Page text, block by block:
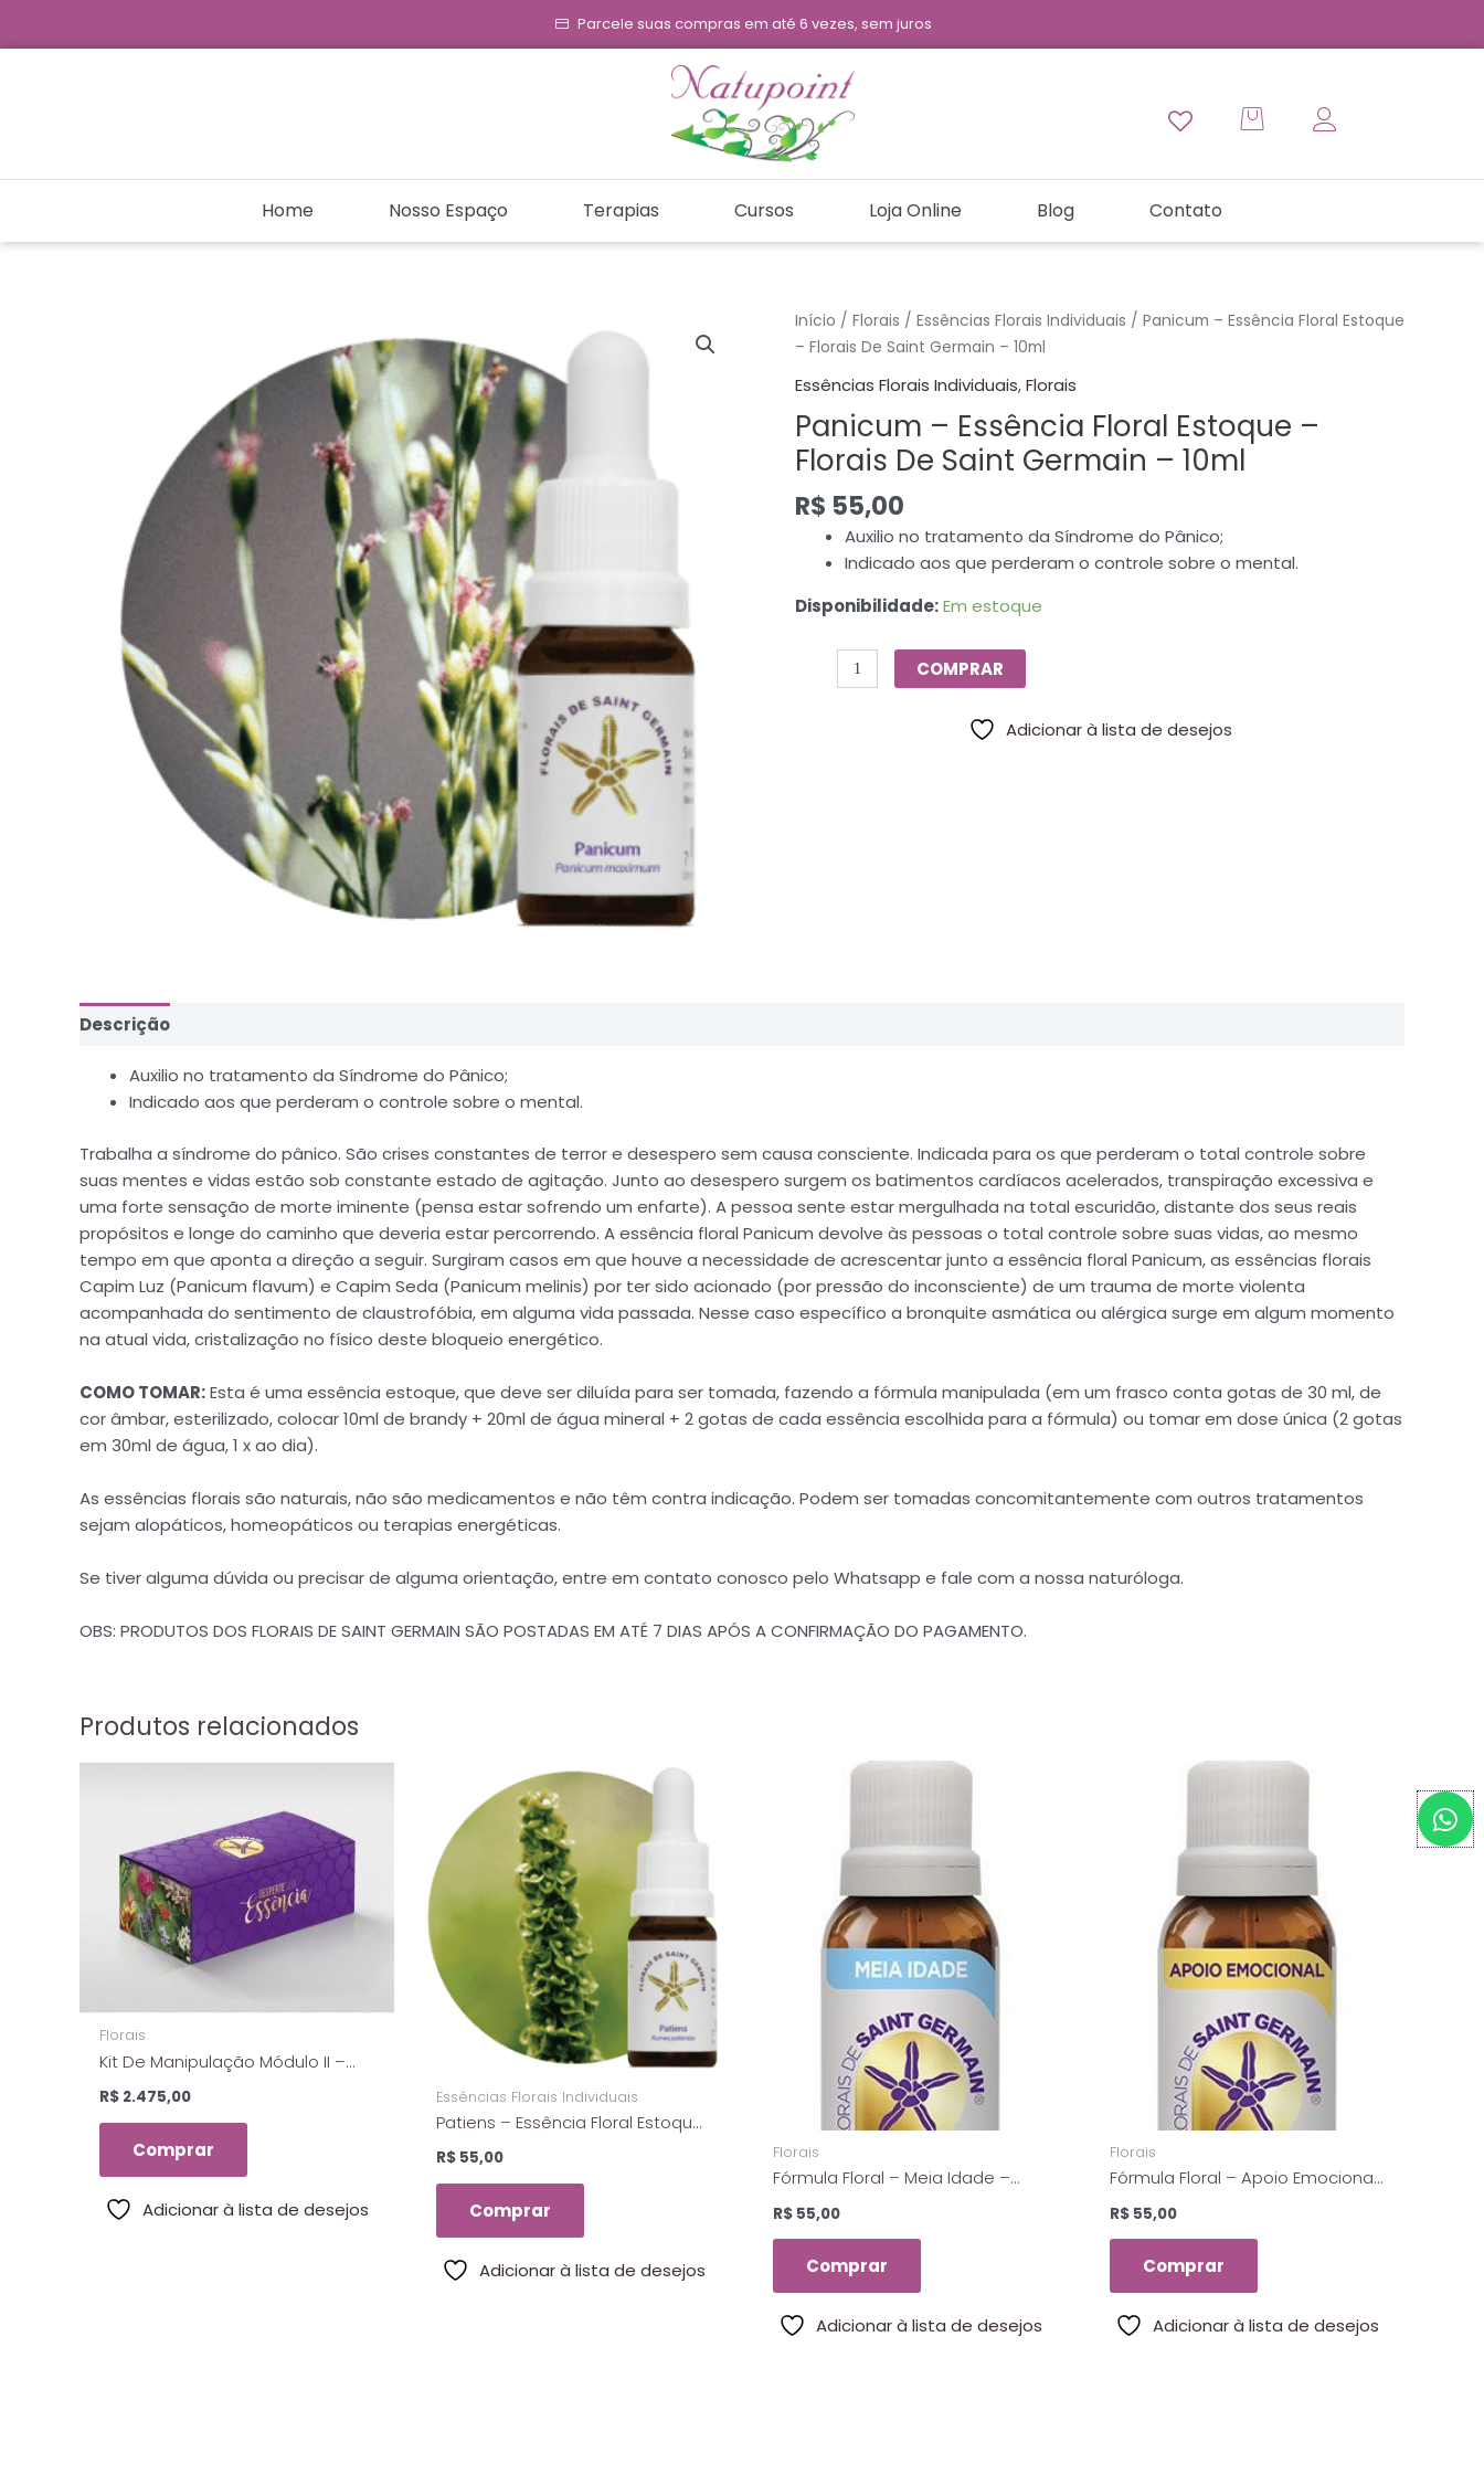
Parcele suas compras em até 6 vezes, sem juros
Home Nosso Espaço Terapias Cursos Loja Online Blog Contato
Início / Florais / Essências Florais Individuais / Panicum – Essência Floral Estoque
– Florais De Saint Germain – 10ml
Essências Florais Individuais,Florais
Panicum – Essência Floral Estoque –
Florais De Saint Germain – 10ml
R$ 55,00
Auxilio no tratamento da Síndrome do Pânico;
Indicado aos que perderam o controle sobre o mental.
Disponibilidade:Em estoque
Panicum
-
Estoque
-
De
Saint
Germain
10ml
COMPRAR
Adicionar à lista de desejos
Descrição
Auxilio no tratamento da Síndrome do Pânico;
Indicado aos que perderam o controle sobre o mental.
Trabalha a síndrome do pânico. São crises constantes de terror e desespero sem causa consciente. Indicada para os que perderam o total controle sobre
suas mentes e vidas estão sob constante estado de agitação. Junto ao desespero surgem os batimentos cardíacos acelerados, transpiração excessiva e
uma forte sensação de morte iminente (pensa estar sofrendo um enfarte). A pessoa sente estar mergulhada na total escuridão, distante dos seus reais
propósitos e longe do caminho que deveria estar percorrendo. A essência floral Panicum devolve às pessoas o total controle sobre suas vidas, ao mesmo
tempo em que aponta a direção a seguir. Surgiram casos em que houve a necessidade de acrescentar junto a essência floral Panicum, as essências florais
Capim Luz (Panicum flavum) e Capim Seda (Panicum melinis) por ter sido acionado (por pressão do inconsciente) de um trauma de morte violenta
acompanhada do sentimento de claustrofóbia, em alguma vida passada. Nesse caso específico a bronquite asmática ou alérgica surge em algum momento
na atual vida, cristalização no físico deste bloqueio energético.
COMO TOMAR:Esta é uma essência estoque, que deve ser diluída para ser tomada, fazendo a fórmula manipulada (em um frasco conta gotas de 30 ml, de
cor âmbar, esterilizado, colocar 10ml de brandy + 20ml de água mineral + 2 gotas de cada essência escolhida para a fórmula) ou tomar em dose única (2 gotas
em 30ml de água, 1 x ao dia).
As essências florais são naturais, não são medicamentos e não têm contra indicação. Podem ser tomadas concomitantemente com outros tratamentos
sejam alopáticos, homeopáticos ou terapias energéticas.
Se tiver alguma dúvida ou precisar de alguma orientação, entre em contato conosco pelo Whatsapp e fale com a nossa naturóloga.
OBS: PRODUTOS DOS FLORAIS DE SAINT GERMAIN SÃO POSTADAS EM ATÉ 7 DIAS APÓS A CONFIRMAÇÃO DO PAGAMENTO.
Produtos relacionados
Florais
Kit De Manipulação Módulo II –
Saint Germain
R$ 2.475,00
Comprar
Adicionar à lista de desejos
Essências Florais Individuais
Patiens – Essência Floral Estoque
R$ 55,00
Comprar
Adicionar à lista de desejos
Florais
Fórmula Floral – Meia Idade –
R$ 55,00
Comprar
Adicionar à lista de desejos
Florais
Fórmula Floral – Apoio Emocional
R$ 55,00
Comprar
Adicionar à lista de desejos
W
h
a